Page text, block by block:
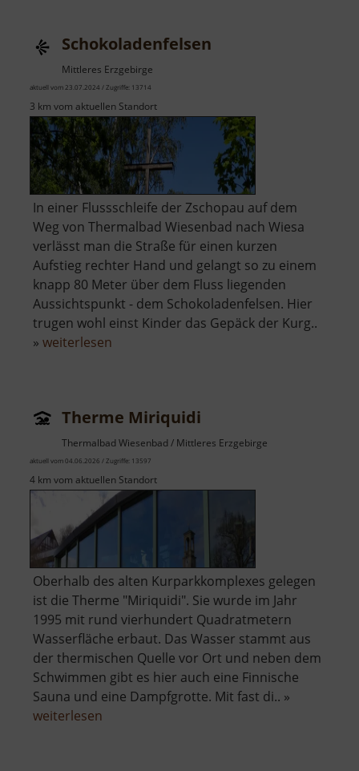
Schokoladenfelsen
Mittleres Erzgebirge
aktuell vom 23.07.2024 / Zugriffe: 13714
3 km vom aktuellen Standort
In einer Flussschleife der Zschopau auf dem
Weg von Thermalbad Wiesenbad nach Wiesa
verlässt man die Straße für einen kurzen
Aufstieg rechter Hand und gelangt so zu einem
knapp 80 Meter über dem Fluss liegenden
Aussichtspunkt - dem Schokoladenfelsen. Hier
trugen wohl einst Kinder das Gepäck der Kurg..
» weiterlesen
Therme Miriquidi
Thermalbad Wiesenbad / Mittleres Erzgebirge
aktuell vom 04.06.2026 / Zugriffe: 13597
4 km vom aktuellen Standort
Oberhalb des alten Kurparkkomplexes gelegen
ist die Therme "Miriquidi". Sie wurde im Jahr
1995 mit rund vierhundert Quadratmetern
Wasserfläche erbaut. Das Wasser stammt aus
der thermischen Quelle vor Ort und neben dem
Schwimmen gibt es hier auch eine Finnische
Sauna und eine Dampfgrotte. Mit fast di.. »
weiterlesen